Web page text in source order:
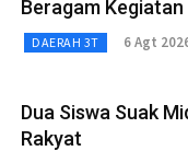
Beragam
DAERAH 3T 6 Agt
Dua Siswa Suak
Rakyat